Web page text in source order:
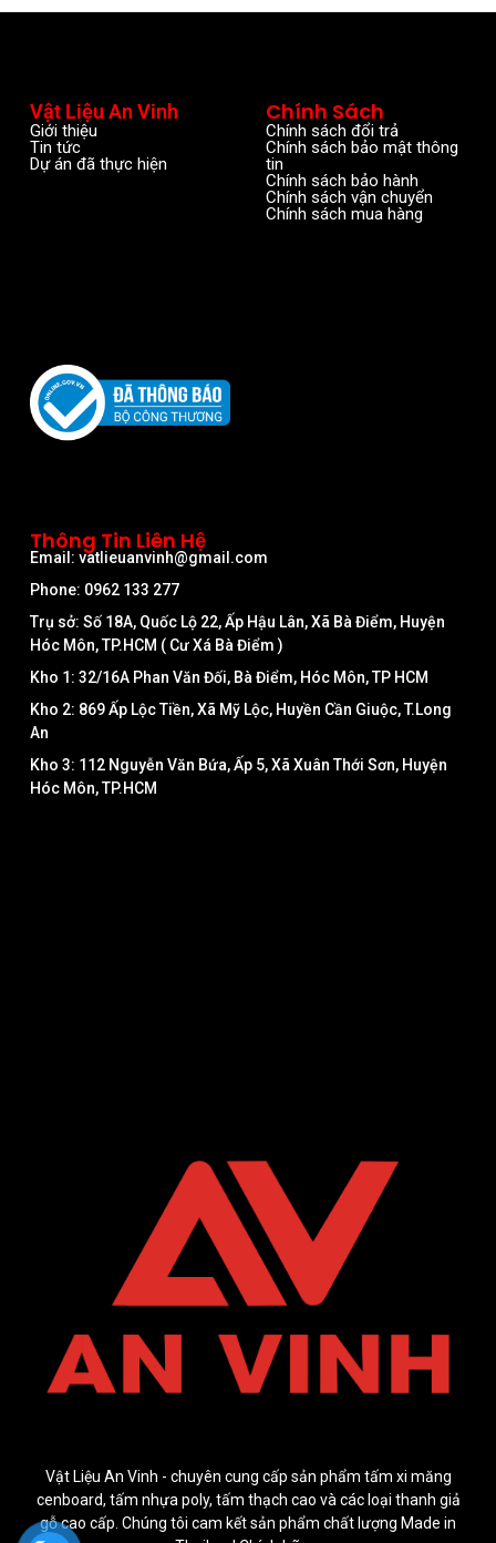
Vật Liệu An Vinh - chuyên cung cấp sản phẩm tấm xi măng
cenboard, tấm nhựa poly, tấm thạch cao và các loại thanh giả
gỗ cao cấp. Chúng tôi cam kết sản phẩm chất lượng Made in
Vật Liệu An Vinh
Giới thiệu
Tin tức
Dự án đã thực hiện
Chính Sách
Chính sách đổi trả
Chính sách bảo mật thông
tin
Chính sách bảo hành
Chính sách vận chuyển
Chính sách mua hàng
Thông Tin Liên Hệ
Email: vatlieuanvinh@gmail.com
Phone: 0962 133 277
Trụ sở: Số 18A, Quốc Lộ 22, Ấp Hậu Lân, Xã Bà Điểm, Huyện
Hóc Môn, TP.HCM ( Cư Xá Bà Điểm )
Kho 1: 32/16A Phan Văn Đối, Bà Điểm, Hóc Môn, TP HCM
Kho 2: 869 Ấp Lộc Tiền, Xã Mỹ Lộc, Huyền Cần Giuộc, T.Long
An
Kho 3: 112 Nguyễn Văn Bứa, Ấp 5, Xã Xuân Thới Sơn, Huyện
Hóc Môn, TP.HCM